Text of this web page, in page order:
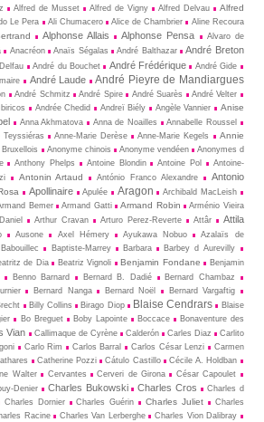
Alfred de Musset Alfred de Vigny Alfred Delvau
Alfred
Le Pera Ali Chumacero Alice de Chambrier
Aline Recoura
Alphonse Allais Alphonse Pensa
Alvaro de
Anacréon Anaïs Ségalas André Balthazar André Breton
André du Bouchet André Frédérique André Gide
André Laude André Pieyre de Mandiargues
André Schmitz André Spire André Suarès
André Velter
Andrée Chedid Andreï Biély Angèle Vannier
Anise
Anna Akhmatova Anna de Noailles
Annabelle Roussel
Teyssiéras Anne-Marie Derèse Anne-Marie Kegels
Annie
Anonyme chinois Anonyme vendéen
Anonymes d
Anthony Phelps Antoine Blondin Antoine Pol
Antoine-
Antonin Artaud António Franco Alexandre
Antonio
Apollinaire Apulée Aragon
Archibald MacLeish
Bemer Armand Gatti Armand Robin
Arménio Vieira
Arthur Cravan Arturo Perez-Reverte Attâr
Attila
Ausone Axel Hémery Ayukawa Nobuo
Azalaïs de
Babouillec Baptiste-Marrey Barbara Barbey d Aurevilly
de Dia Beatriz Vignoli Benjamin Fondane
Benjamin
Benno Barnard Bernard B. Dadié Bernard Chambaz
Bernard Nanga Bernard Noël
Bernard Vargaftig
Billy Collins Birago Diop Blaise Cendrars
Blaise
Bo Breguet Boby Lapointe Boccace
Bonaventure des
Vian Callimaque de Cyrène Cal­derón Carles Diaz
Carlito
Carlo Rim Carlos Barral Carlos César Lenzi
Carmen
Catherine Pozzi Cátulo Castillo
Cécile A. Holdban
Walter Cervantes Cerveri de Girona César Capoulet
Denier Charles Bukowski Charles Cros
Charles d
Charles Dornier Charles Guérin Charles Juliet
Charles
Racine Charles Van Lerberghe
Charles Vion Dalibray